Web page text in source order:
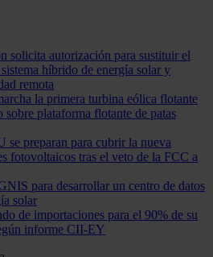
solicita autorización para sustituir el
híbrido de energía solar y
remota
la primera turbina eólica flotante
plataforma flotante de patas
se preparan para cubrir la nueva
fotovoltaicos tras el veto de la FCC a
para desarrollar un centro de datos
solar
de importaciones para el 90% de su
informe CII-EY